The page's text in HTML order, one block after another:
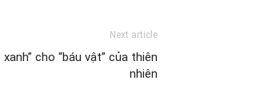
Next article
cho “báu vật” của thiên
nhiên